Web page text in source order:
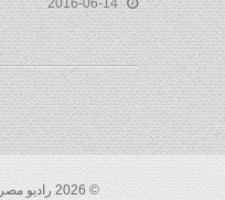
2016-06-14
© 2026